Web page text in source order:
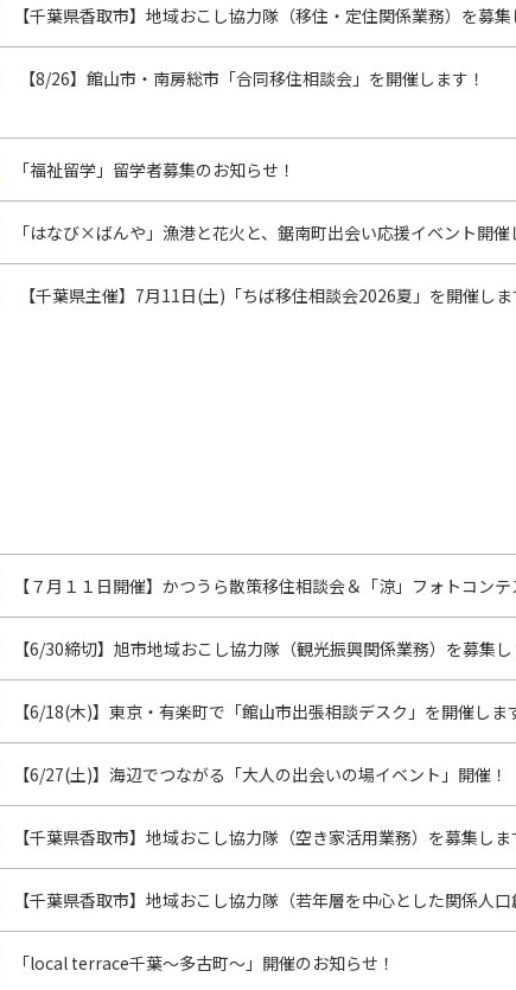
【千葉県香取市】地域おこし協力隊（移住・定住関係業務）を募集
【8/26】館山市・南房総市「合同移住相談会」を開催します！
「福祉留学」留学者募集のお知らせ！
「はなび×ばんや」漁港と花火と、鋸南町出会い応援イベント開催
【千葉県主催】7月11日(土)「ちば移住相談会2026夏」を開催しま
【７月１１日開催】かつうら散策移住相談会＆「涼」フォトコンテ
【6/30締切】旭市地域おこし協力隊（観光振興関係業務）を募集し
【6/18(木)】東京・有楽町で「館山市出張相談デスク」を開催しま
【6/27(土)】海辺でつながる「大人の出会いの場イベント」開催！
【千葉県香取市】地域おこし協力隊（空き家活用業務）を募集しま
【千葉県香取市】地域おこし協力隊（若年層を中心とした関係人
「local terrace千葉～多古町～」開催のお知らせ！